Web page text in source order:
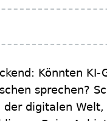
Könnten
sprechen?
der digitalen